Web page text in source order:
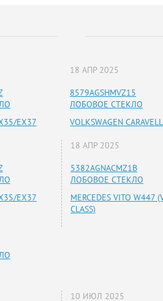
EX37
EX37
18 АПР 2025
8579AGSHMVZ15
ЛОБОВОЕ СТЕКЛО
VOLKSWAGEN
18 АПР 2025
5382AGNACMZ1B
ЛОБОВОЕ СТЕКЛО
MERCEDES VITO W447
CLASS)
10 ИЮЛ 2025